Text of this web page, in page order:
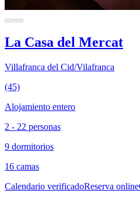
La Casa del Mercat
Villafranca del Cid/Vilafranca
(45)
Alojamiento entero
2 - 22 personas
9 dormitorios
16 camas
Calendario verificadoReserva online